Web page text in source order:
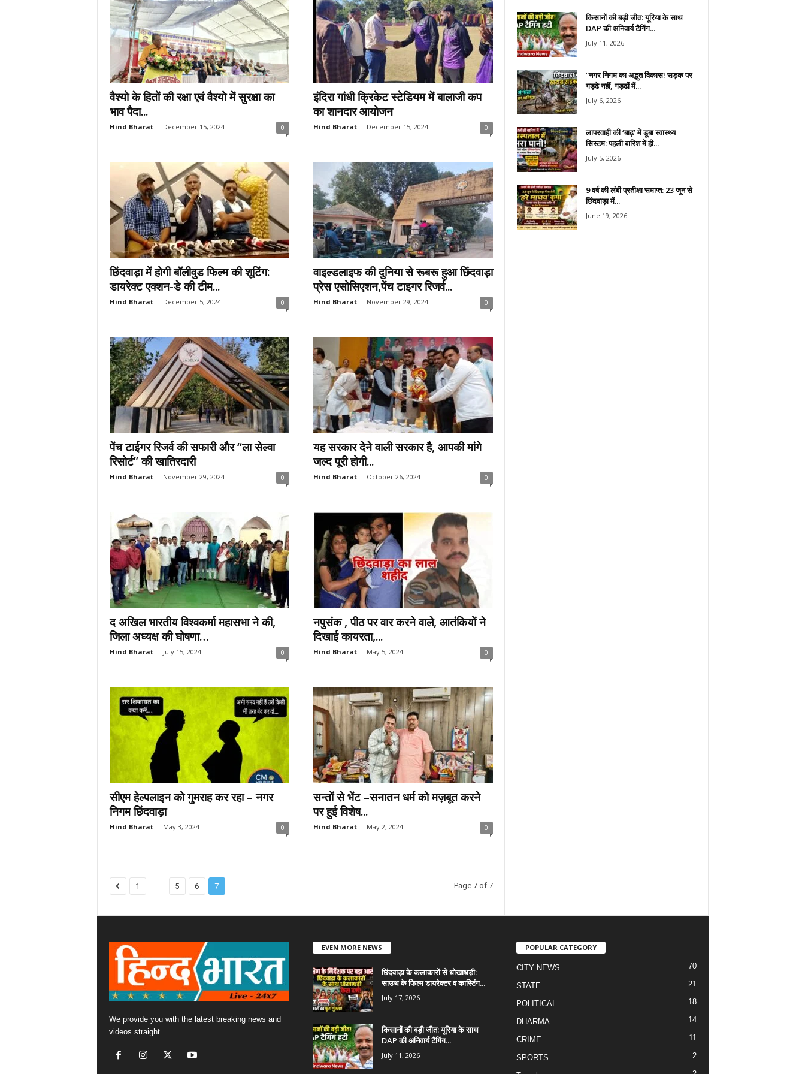
वैश्यो के हितों की रक्षा एवं वैश्यो में सुरक्षा का
भाव पैदा...
Hind Bharat - December 15, 2024 0
इंदिरा गांधी क्रिकेट स्टेडियम में बालाजी कप
का शानदार आयोजन
Hind Bharat - December 15, 2024 0
छिंदवाड़ा में होगी बॉलीवुड फिल्म की शूटिंग:
डायरेक्ट एक्शन-डे की टीम...
Hind Bharat - December 5, 2024 0
वाइल्डलाइफ की दुनिया से रूबरू हुआ छिंदवाड़ा
प्रेस एसोसिएशन,पेंच टाइगर रिजर्व...
Hind Bharat - November 29, 2024 0
पेंच टाईगर रिजर्व की सफारी और “ला सेल्वा
रिसोर्ट” की खातिरदारी
Hind Bharat - November 29, 2024 0
यह सरकार देने वाली सरकार है, आपकी मांगे
जल्द पूरी होगी...
Hind Bharat - October 26, 2024 0
द अखिल भारतीय विश्वकर्मा महासभा ने की,
जिला अध्यक्ष की घोषणा…
Hind Bharat - July 15, 2024 0
नपुसंक , पीठ पर वार करने वाले, आतंकियों ने
दिखाई कायरता,...
Hind Bharat - May 5, 2024 0
सीएम हेल्पलाइन को गुमराह कर रहा – नगर
निगम छिंदवाड़ा
Hind Bharat - May 3, 2024 0
सन्तों से भेंट –सनातन धर्म को मज़बूत करने
पर हुई विशेष...
Hind Bharat - May 2, 2024 0
1 ... 5 6 7 Page 7 of 7
किसानों की बड़ी जीत: यूरिया के साथ
DAP की अनिवार्य टैगिंग...
July 11, 2026
​”नगर निगम का अद्भुत विकास! सड़क पर
गड्ढे नहीं, गड्ढों में...
July 6, 2026
लापरवाही की ‘बाढ़’ में डूबा स्वास्थ्य
सिस्टम: पहली बारिश में ही...
July 5, 2026
9 वर्ष की लंबी प्रतीक्षा समाप्त: 23 जून से
छिंदवाड़ा में...
June 19, 2026
We provide you with the latest breaking news and
videos straight .
EVEN MORE NEWS
छिंदवाड़ा के कलाकारों से धोखाधड़ी:
साउथ के फिल्म डायरेक्टर व कास्टिंग...
July 17, 2026
किसानों की बड़ी जीत: यूरिया के साथ
DAP की अनिवार्य टैगिंग...
July 11, 2026
POPULAR CATEGORY
CITY NEWS 70
STATE 21
POLITICAL 18
DHARMA 14
CRIME 11
SPORTS 2